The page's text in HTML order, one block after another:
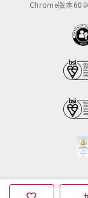
Chrome版本60